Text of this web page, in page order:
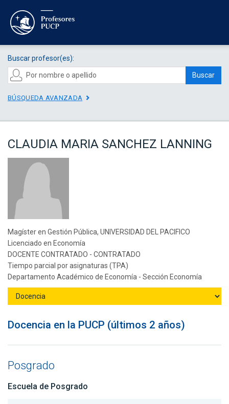
Buscar profesor(es):
Buscar
BÚSQUEDA AVANZADA
CLAUDIA MARIA SANCHEZ LANNING
Magíster en Gestión Pública, UNIVERSIDAD DEL PACIFICO
Licenciado en Economía
DOCENTE CONTRATADO - CONTRATADO
Tiempo parcial por asignaturas (TPA)
Departamento Académico de Economía - Sección Economía
Docencia en la PUCP (últimos 2 años)
Posgrado
Escuela de Posgrado